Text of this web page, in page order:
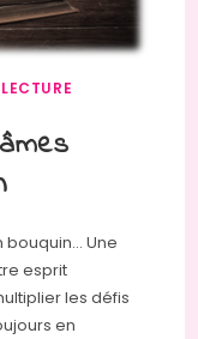
LECTURE
Une
esprit
les défis
en